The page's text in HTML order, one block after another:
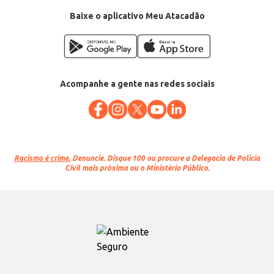
Baixe o aplicativo Meu Atacadão
Acompanhe a gente nas redes sociais
Racismo é crime. Denuncie. Disque 100 ou procure a Delegacia de Polícia
Civil mais próxima ou o Ministério Público.